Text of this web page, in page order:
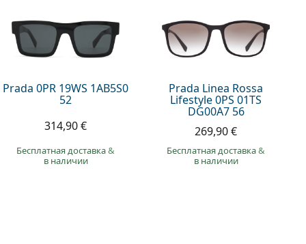
Prada 0PR 19WS 1AB5S0
52
314,90 €
Бесплатная доставка&
в наличии
Prada Linea Rossa
Lifestyle 0PS 01TS
DG00A7 56
269,90 €
Бесплатная доставка&
в наличии